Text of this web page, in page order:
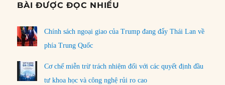
BÀI ĐƯỢC ĐỌC NHIỀU
Chính sách ngoại giao của Trump đang đẩy Thái Lan về
phía Trung Quốc
Cơ chế miễn trừ trách nhiệm đối với các quyết định đầu
tư khoa học và công nghệ rủi ro cao